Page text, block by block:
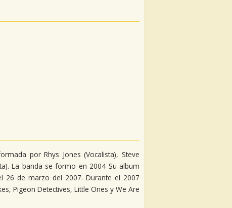
por Rhys Jones (Vocalista), Steve
La banda se formo en 2004 Su album
26 de marzo del 2007. Durante el 2007
Pigeon Detectives, Little Ones y We Are